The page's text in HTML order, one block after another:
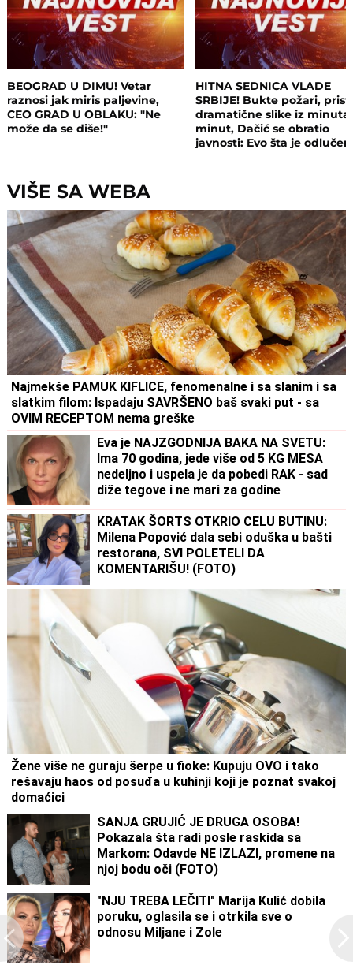
BEOGRAD U DIMU! Vetar
raznosi jak miris paljevine,
CEO GRAD U OBLAKU: "Ne
može da se diše!"
HITNA SEDNICA VLADE
SRBIJE! Bukte požari,
dramatične slike iz minuta
minut, Dačić se obratio
javnosti: Evo šta je
VIŠE SA WEBA
Najmekše PAMUK KIFLICE, fenomenalne i sa slanim i sa
slatkim filom: Ispadaju SAVRŠENO baš svaki put - sa
OVIM RECEPTOM nema greške
Eva je NAJZGODNIJA BAKA NA SVETU:
Ima 70 godina, jede više od 5 KG MESA
nedeljno i uspela je da pobedi RAK - sad
diže tegove i ne mari za godine
KRATAK ŠORTS OTKRIO CELU BUTINU:
Milena Popović dala sebi oduška u bašti
restorana, SVI POLETELI DA
KOMENTARIŠU! (FOTO)
Žene više ne guraju šerpe u fioke: Kupuju OVO i tako
rešavaju haos od posuđa u kuhinji koji je poznat svakoj
domaćici
SANJA GRUJIĆ JE DRUGA OSOBA!
Pokazala šta radi posle raskida sa
Markom: Odavde NE IZLAZI, promene na
njoj bodu oči (FOTO)
"NJU TREBA LEČITI" Marija Kulić dobila
poruku, oglasila se i otrkila sve o
odnosu Miljane i Zole